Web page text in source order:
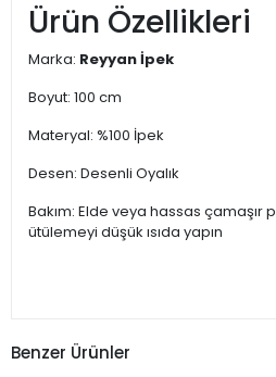
Ürün Özellikleri
Marka: Reyyan İpek
Boyut: 100 cm
Materyal: %100 İpek
Desen: Desenli Oyalık
Bakım: Elde veya hassas çamaşır
ütülemeyi düşük ısıda yapın
Benzer Ürünler